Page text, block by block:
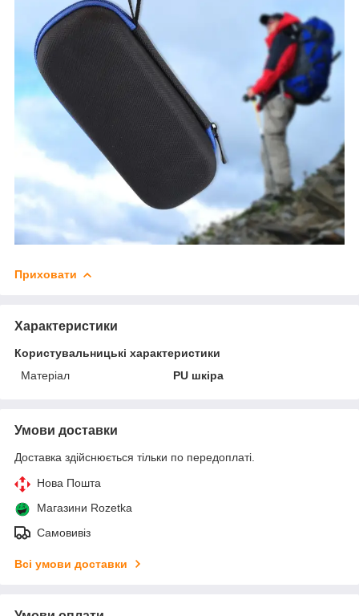
Приховати
Характеристики
Користувальницькі характеристики
Матеріал
PU шкіра
Умови доставки
Доставка здійснюється тільки по передоплаті.
Нова Пошта
Магазини Rozetka
Самовивіз
Всі умови доставки